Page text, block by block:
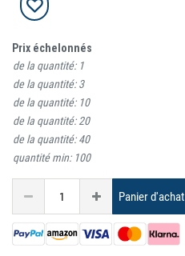
Prix échelonnés
de la quantité: 1
de la quantité:3
de la quantité: 10
de la quantité:20
de la quantité:40
quantité min: 100
Panier d'achat